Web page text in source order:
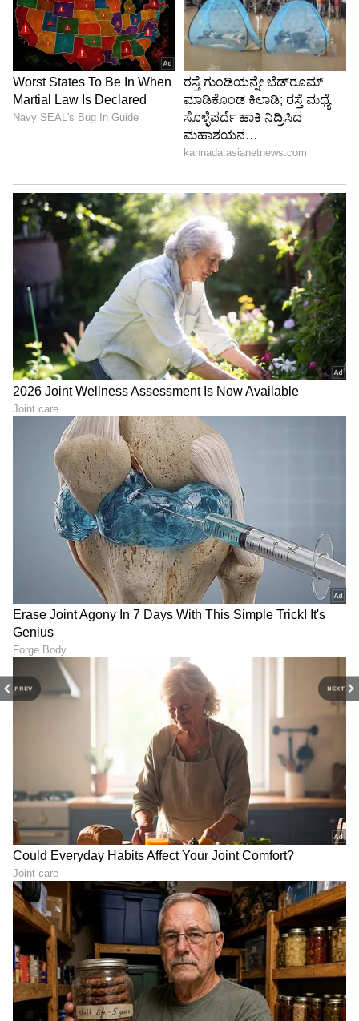
PREV NEXT
ಕಾರ್ಯಕ್ರಮಕ್ಕೆ ನಟಿ ಮತ್ತು ರಾಜಕಾರಣಿ ಮಾಳವಿಕಾ
ಅವಿನಾಶ್, ನಟಿ ಛಾಯಾ ಸಿಂಗ್ ಹಾಗೂ ನಟ ನೆನಪಿರಲಿ
ಪ್ರೇಮ್ ತೀರ್ಪುಗಾರರಾಗಿ ಕಾಣಿಸಿಕೊಳ್ಳುತ್ತಿದ್ದಾರೆ.
ಗೀತಾಭಾರತಿ ಭಟ್ ಅವರ ಭಾವನಾತ್ಮಕ ಮಾತುಗಳ ಹಿಂದಿನ
ನಿಜವಾದ ಕಥೆ ಏನು? ಅವರು ಯಾರ ಬಗ್ಗೆ ಮಾತನಾಡಿದರು?
ಈ ಪ್ರಶ್ನೆಗಳಿಗೆ ಉತ್ತರ ತಿಳಿಯಲು ಅಭಿಮಾನಿಗಳು 'ಜೋಡಿ
ನಂ.1' ಕಾರ್ಯಕ್ರಮದ ಈ ವಾರದ ಸಂಚಿಕೆಯನ್ನು ಕಾತರದಿಂದ
ಕಾಯುತ್ತಿದ್ದಾರೆ.
LATEST VIDEOS
ABOUT THE AUTHOR
SH Sushma Hegde
ಸುವರ್ಣ ನ್ಯೂಸ್ ಸುದ್ದಿ ಮಾಧ್ಯಮದ ಡಿಜಿಟಲ್ ವಿಭಾಗದಲ್ಲಿ ಕಳೆದ
ಮೂರು ವರ್ಷಗಳಿಂದ ಕೆಲಸ ಮಾಡುತ್ತಿದ್ದೇನೆ. ದೃಶ್ಯ ಮಾಧ್ಯಮ,
ಡಿಜಿಟಲ್‌ ಮಾಧ್ಯಮದಲ್ಲಿ 5 ವರ್ಷ ಕೆಲಸ ಮಾಡಿದ ಅನುಭವವಿದೆ.
SDM ಉಜಿರೆಯಲ್ಲಿ ಪತ್ರಿಕೋದ್ಯಮದ ಸ್ನಾತಕೋತ್ತರ ಪದವಿ.
ಸುದ್ದಿಲೋಕದಲ್ಲಿ ರಾಜಕೀಯ, ದೇಶ, ಜ್ಯೋತಿಷ್ಯ, ಜೀವನಶೈಲಿ,
ವಾಣಿಜ್ಯ, ಕ್ರೈಂ ಸುದ್ದಿಗಳಲ್ಲಿ ಆಸಕ್ತಿ.
ಜೀ ಕನ್ನಡ ಮನರಂಜನಾ ಸುದ್ದಿ ಟಿವಿ ಶೋ